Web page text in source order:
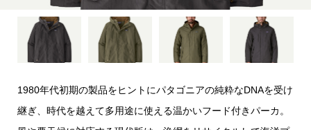
1980年代初期の製品をヒントにパタゴニアの純粋なDNAを受け
継ぎ、時代を越えて多用途に使える温かいフード付きパーカ。